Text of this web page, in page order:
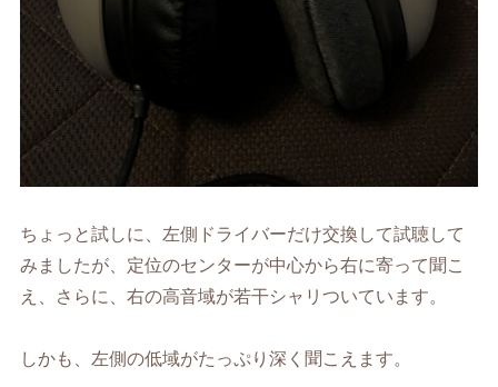
ちょっと試しに、左側ドライバーだけ交換して試聴して
みましたが、定位のセンターが中心から右に寄って聞こ
え、さらに、右の高音域が若干シャリついています。
しかも、左側の低域がたっぷり深く聞こえます。